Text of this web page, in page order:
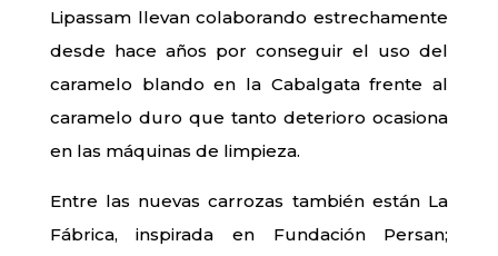
Lipassam llevan colaborando estrechamente
desde hace años por conseguir el uso del
caramelo blando en la Cabalgata frente al
caramelo duro que tanto deterioro ocasiona
en las máquinas de limpieza.
Entre las nuevas carrozas también están La
Fábrica, inspirada en Fundación Persan;